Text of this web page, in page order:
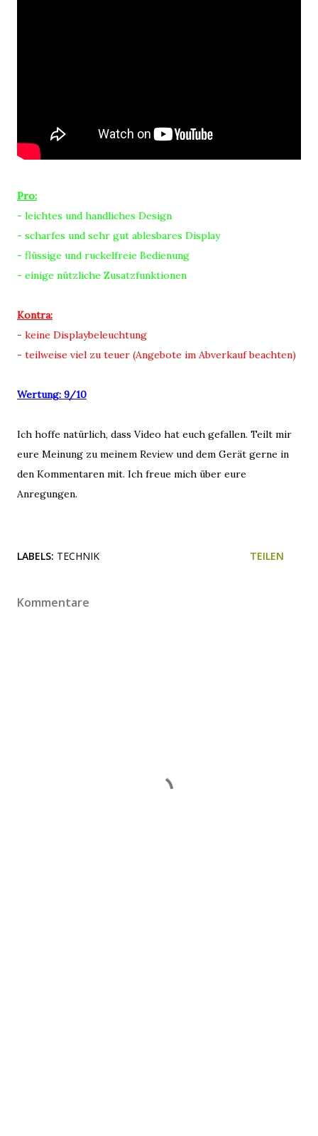
Pro:
- leichtes und handliches Design
- scharfes und sehr gut ablesbares Display
- flüssige und ruckelfreie Bedienung
- einige nützliche Zusatzfunktionen
Kontra:
- keine Displaybeleuchtung
- teilweise viel zu teuer (Angebote im Abverkauf beachten)
Wertung: 9/10
Ich hoffe natürlich, dass Video hat euch gefallen. Teilt mir
eure Meinung zu meinem Review und dem Gerät gerne in
den Kommentaren mit. Ich freue mich über eure
Anregungen.
LABELS: TECHNIK TEILEN
Kommentare